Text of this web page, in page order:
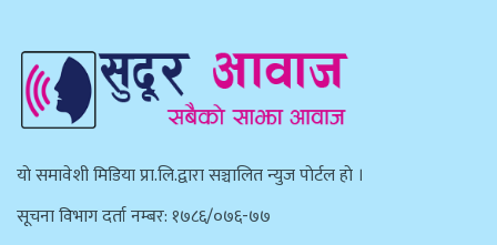
याे समावेशी मिडिया प्रा.लि.द्वारा सञ्चालित न्युज पाेर्टल हाे ।
सूचना विभाग दर्ता नम्बर: १७८६/०७६-७७